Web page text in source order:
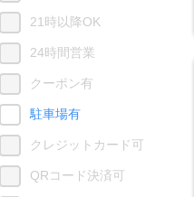
21時以降OK
24時間営業
クーポン有
駐車場有
クレジットカード可
QRコード決済可